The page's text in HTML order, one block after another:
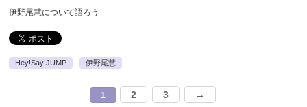
伊野尾慧について語ろう
Hey!Say!JUMP 伊野尾慧
1 2 3 →